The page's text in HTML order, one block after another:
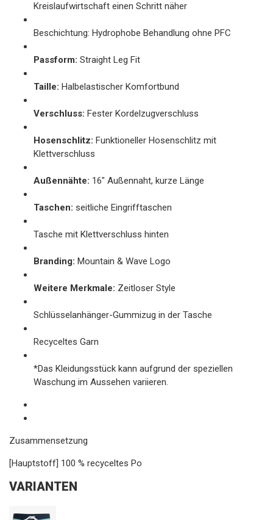
Kreislaufwirtschaft einen Schritt näher
Beschichtung: Hydrophobe Behandlung ohne PFC
Passform: Straight Leg Fit
Taille: Halbelastischer Komfortbund
Verschluss: Fester Kordelzugverschluss
Hosenschlitz: Funktioneller Hosenschlitz mit
Klettverschluss
Außennähte: 16" Außennaht, kurze Länge
Taschen: seitliche Eingrifftaschen
Tasche mit Klettverschluss hinten
Branding: Mountain & Wave Logo
Weitere Merkmale: Zeitloser Style
Schlüsselanhänger-Gummizug in der Tasche
Recyceltes Garn
*Das Kleidungsstück kann aufgrund der speziellen
Waschung im Aussehen variieren.
Zusammensetzung
[Hauptstoff] 100 % recyceltes Po
VARIANTEN